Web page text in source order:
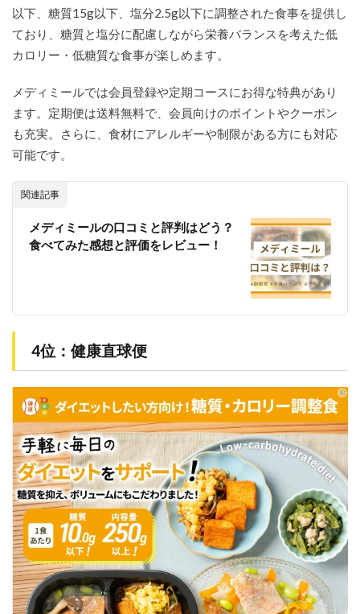
以下、糖質15g以下、塩分2.5g以下に調整された食事を提供し
ており、糖質と塩分に配慮しながら栄養バランスを考えた低
カロリー・低糖質な食事が楽しめます。
メディミールでは会員登録や定期コースにお得な特典があり
ます。定期便は送料無料で、会員向けのポイントやクーポン
も充実。さらに、食材にアレルギーや制限がある方にも対応
可能です。
関連記事
メディミールの口コミと評判はどう？
食べてみた感想と評価をレビュー！
4位：健康直球便